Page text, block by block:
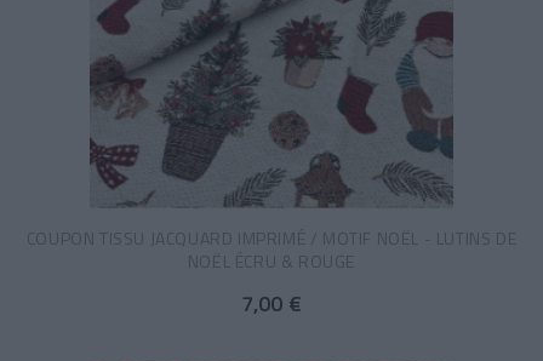
COUPON TISSU JACQUARD IMPRIMÉ / MOTIF NOËL - LUTINS DE
NOËL ÉCRU & ROUGE
7,00 €